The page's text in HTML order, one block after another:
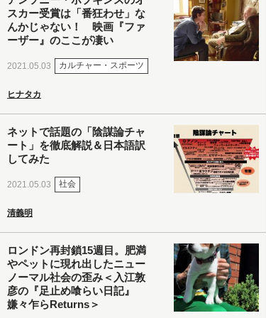
スカー受賞は「番狂わせ」な
んかじゃない！ 映画『ファ
ーザー』のここが凄い
2021.05.03 カルチャー・スポーツ
ヒナタカ
ネットで話題の「陰謀論チャ
ート」を徹底解説＆日本語訳
してみた
2021.05.03 社会
清義明
ロンドン再封鎖15週目。肥満
やペットに現れ出したニュー
ノーマル社会の歪み＜入江敦
彦の『足止め喰らい日記』
嫌々乍らReturns＞